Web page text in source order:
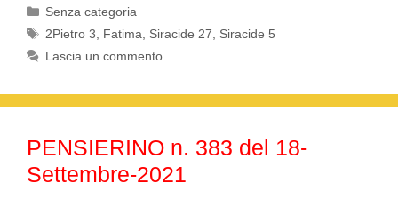
c
e
o
o
k
tt
er
ail
at
p
p
e
m
n
di
Categorie
Senza categoria
Tag
2Pietro 3 Fatima Siracide 27
Siracide 5
Lascia un commento
PENSIERINO n. 383 del 18-
Settembre-2021